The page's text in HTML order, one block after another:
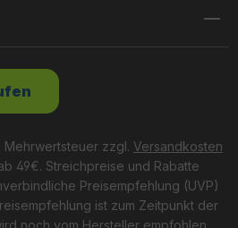
Mehrwertsteuer zzgl. Versandkosten
49€. Streichpreise und Rabatte
Preisempfehlung (UVP)
ist zum Zeitpunkt der
noch vom Hersteller empfohlen.